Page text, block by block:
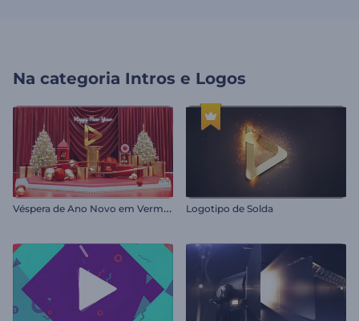
Na categoria Intros e Logos
V
éspera de Ano Novo em Vermelho Logotipo de Solda